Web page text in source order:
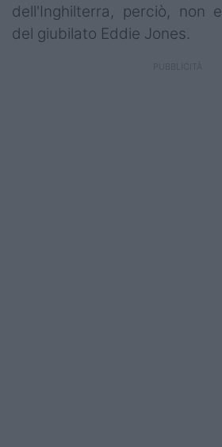
dell'Inghilterra, perciò, non
del giubilato Eddie Jones.